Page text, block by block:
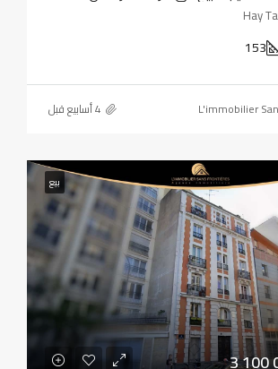
Hay
153
L'immobilier
بيع